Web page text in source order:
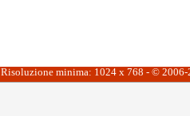
Risoluzione minima: 1024 x 768 - ©